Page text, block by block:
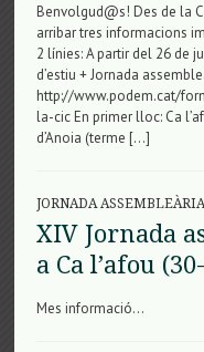
Benvolgud@s! Des de la
arribar tres informacions
2 línies: A partir del 26 de
d’estiu + Jornada
http://www.podem.cat/
la-cic En primer lloc: Ca
d’Anoia (terme […]
JORNADA
XIV Jornada
a Ca l’afou
Mes informació…